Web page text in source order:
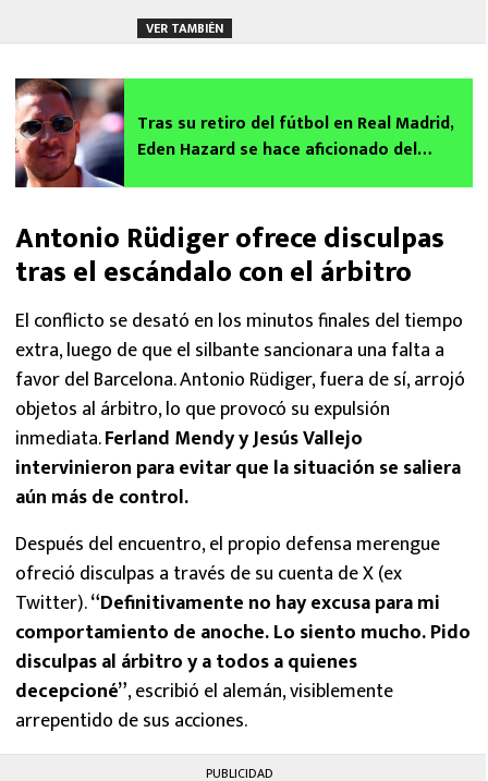
VER TAMBIÉN
Tras su retiro del fútbol en Real Madrid,
Eden Hazard se hace aficionado del
Antonio Rüdiger ofrece disculpas
tras el escándalo con el árbitro
El conflicto se desató en los minutos finales del tiempo
extra, luego de que el silbante sancionara una falta a
favor del Barcelona. Antonio Rüdiger, fuera de sí, arrojó
objetos al árbitro, lo que provocó su expulsión
inmediata.Ferland Mendy y Jesús Vallejo
intervinieron para evitar que la situación se saliera
aún más de control.
Después del encuentro, el propio defensa merengue
ofreció disculpas a través de su cuenta de X (ex
Twitter).“Definitivamente no hay excusa para mi
comportamiento de anoche. Lo siento mucho. Pido
disculpas al árbitro y a todos a quienes
decepcioné”, escribió el alemán, visiblemente
arrepentido de sus acciones.
PUBLICIDAD